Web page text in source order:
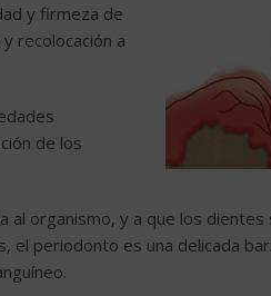
y firmeza de
recolocación a
de los
organismo, y a que los dientes
el periodonto es una delicada